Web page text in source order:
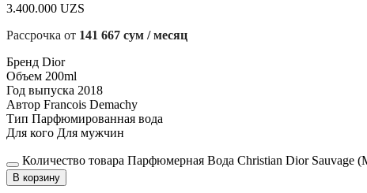
3.400.000 UZS
Рассрочка от 141 667 сум / месяц
Бренд Dior
Объем 200ml
Год выпуска 2018
Автор Francois Demachy
Тип Парфюмированная вода
Для кого Для мужчин
Количество товара Парфюмерная Вода Christian Dior Sauvage
В корзину